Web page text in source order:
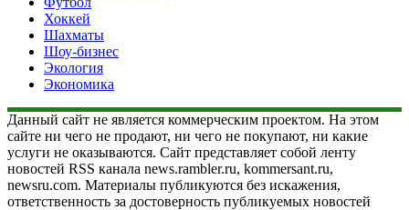
Хоккей
Шахматы
Шоу-бизнес
Экология
Экономика
Данный сайт не является коммерческим проектом. На этом
сайте ни чего не продают, ни чего не покупают, ни какие
услуги не оказываются. Сайт представляет собой ленту
новостей RSS канала news.rambler.ru, kommersant.ru,
newsru.com. Материалы публикуются без искажения,
ответственность за достоверность публикуемых новостей